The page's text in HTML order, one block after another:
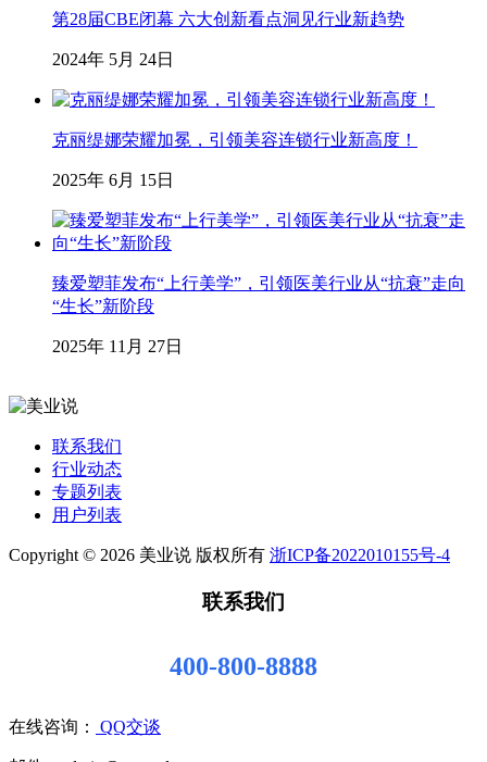
第28届CBE闭幕 六大创新看点洞见行业新趋势
2024年 5月 24日
克丽缇娜荣耀加冕，引领美容连锁行业新高度！
2025年 6月 15日
臻爱塑菲发布“上行美学”，引领医美行业从“抗衰”走向
“生长”新阶段
2025年 11月 27日
联系我们
行业动态
专题列表
用户列表
Copyright © 2026 美业说 版权所有 浙ICP备2022010155号-4
联系我们
400-800-8888
在线咨询： QQ交谈